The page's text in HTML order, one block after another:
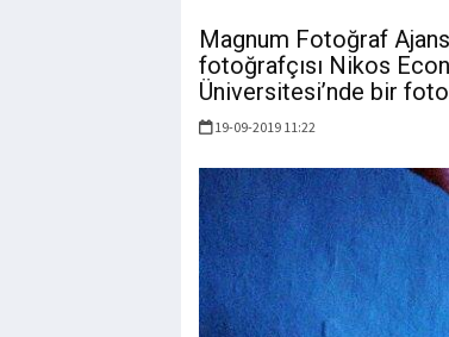
Magnum Fotoğraf
fotoğrafçısı Nikos
Üniversitesi’nde bir
19-09-2019 11:22